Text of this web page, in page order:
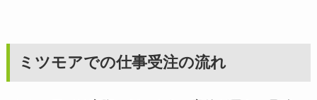
ミツモアでの仕事受注の流れ